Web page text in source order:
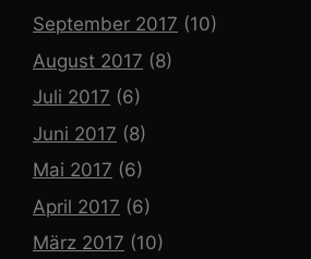
September 2017 (10)
August 2017 (8)
Juli 2017 (6)
Juni 2017 (8)
Mai 2017 (6)
April 2017 (6)
März 2017 (10)